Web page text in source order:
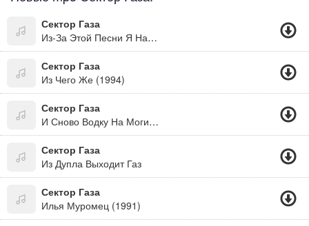
Сектор Газа
Из-За Этой Песни Я Начал Учиться Играть На Гитаре :-)))
Сектор Газа
Из Чего Же (1994)
Сектор Газа
И Сново Водку На Могилках Пьют Кенты...
Сектор Газа
Из Дупла Выходит Газ
Сектор Газа
Илья Муромец (1991)